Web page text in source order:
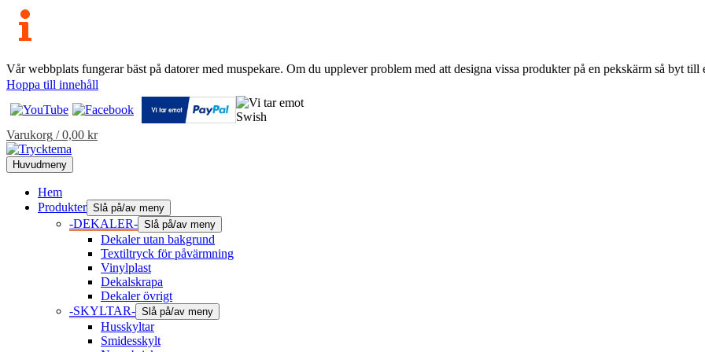
Vår webbplats fungerar bäst på datorer med muspekare. Om du upplever problem med att designa vissa produkter på en pekskärm så byt till
Hoppa till innehåll
Varukorg /0,00 kr
Huvudmeny
Hem
Produkter Slå på/av meny
-DEKALER- Slå på/av meny
Dekaler utan bakgrund
Textiltryck för påvärmning
Vinylplast
Dekalskrapa
Dekaler övrigt
-SKYLTAR- Slå på/av meny
Husskyltar
Smidesskylt